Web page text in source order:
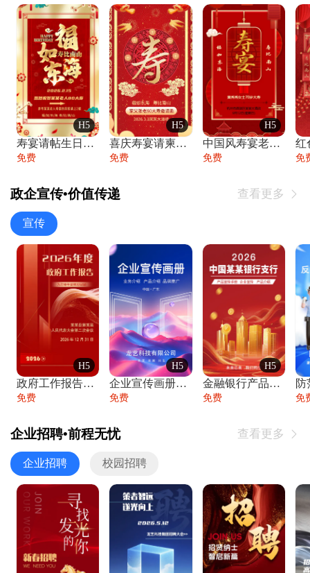
H5
寿宴请帖生日宴邀请函老人寿星生日快乐祝寿
免费
H5
喜庆寿宴请柬老人生日宴会邀请函请柬过大寿
免费
H5
中国风寿宴老人生日宴会邀请函寿宴请帖请柬
免费 免
政企宣传•价值传递 查看更多 
宣传
H5
政府工作报告政府年终工作总结
免费
H5
企业宣传画册公司简介产品介绍业务宣传手册
免费
H5
金融银行产品宣传手册企业宣传产品介绍
免费
防
免
企业招聘•前程无忧 查看更多 
企业招聘 校园招聘